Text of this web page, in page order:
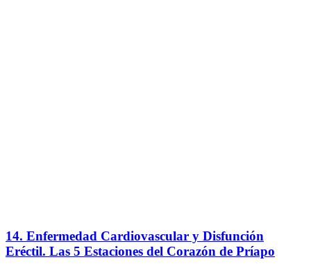
14. Enfermedad Cardiovascular y Disfunción
Eréctil. Las 5 Estaciones del Corazón de Príapo